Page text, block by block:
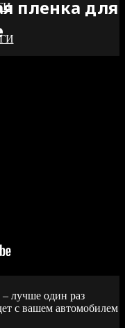
пленка для
– лучше один раз
с вашем автомобилем